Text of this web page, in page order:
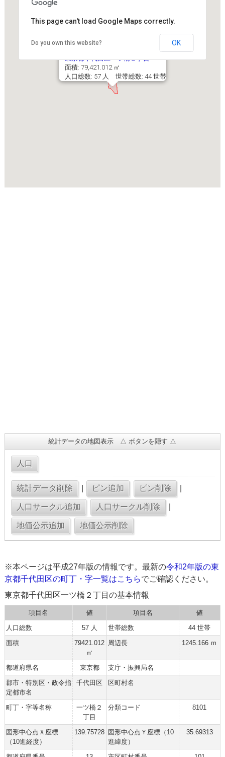
東京都千代田区一ツ橋２丁目
面積: 79,421.012 ㎡
人口総数: 57 人 世帯総数: 44 世帯
This page can't load Google Maps correctly.
Do you own this website? OK
統計データの地図表示 △ ボタンを隠す △
※本ページは平成27年版の情報です。最新の令和2年版の東
京都千代田区の町丁・字一覧はこちらでご確認ください。
東京都千代田区一ツ橋２丁目の基本情報
項目名 値 項目名
値
人口総数
57 人 世帯総数
44 世帯
面積
79421.012
㎡
周辺長 1245.166 ｍ
都道府県名 東京都
支庁・振興局名
郡市・特別区・政令指
定都市名
千代田区 区町村名
町丁・字等名称
一ツ橋２
丁目
分類コード 8101
図形中心点Ｘ座標
（10進経度）
139.75728 図形中心点Ｙ座標（10
進緯度）
35.69313